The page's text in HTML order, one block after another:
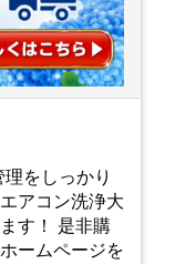
をしっかり
アコン洗浄大
す！ 是非購
ームページを